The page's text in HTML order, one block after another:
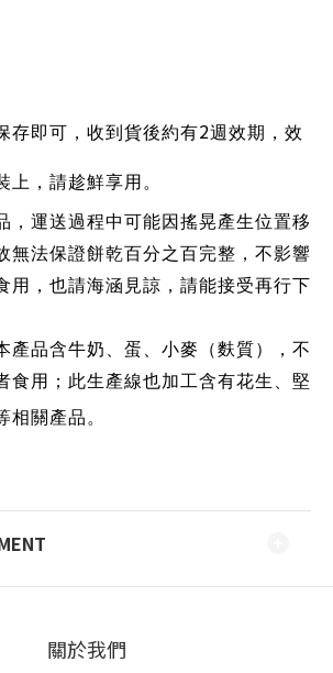
存即可，收到貨後約有2週效期，效
上，請趁鮮享用。
，運送過程中可能因搖晃產生位置移
無法保證餅乾百分之百完整，不影響
用，也請海涵見諒，請能接受再行下
產品含牛奶、蛋、小麥（麩質），不
食用；此生產線也加工含有花生、堅
相關產品。
關於我們